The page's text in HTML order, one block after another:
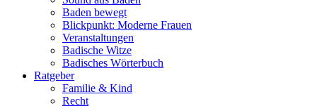
Baden bewegt
Blickpunkt: Moderne Frauen
Veranstaltungen
Badische Witze
Badisches Wörterbuch
Ratgeber
Familie & Kind
Recht